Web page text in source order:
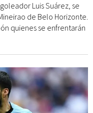
Luis Suárez, se
de Belo Horizonte.
quienes se enfrentarán